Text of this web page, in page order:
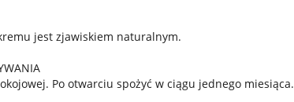
jest zjawiskiem naturalnym.
Po otwarciu spożyć w ciągu jednego miesiąca.